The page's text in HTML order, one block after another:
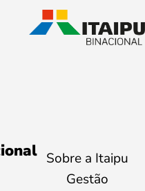
Sobre a Itaipu
Gestão